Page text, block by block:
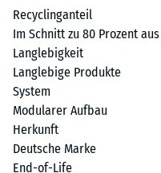
Recyclinganteil
Im Schnitt zu 80 Prozent
Langlebigkeit
Langlebige Produkte
System
Modularer Aufbau
Herkunft
Deutsche Marke
End-of-Life